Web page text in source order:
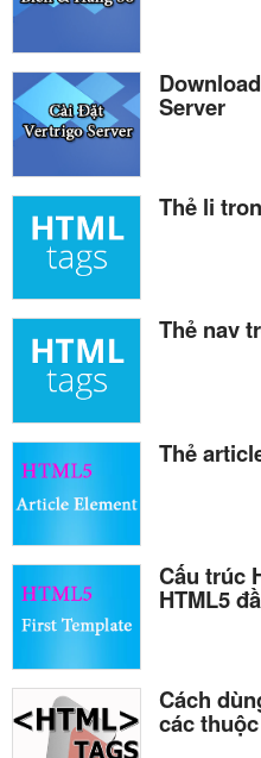
Server
Thẻ li
Thẻ nav
Thẻ
Cấu trúc
HTML5
Cách
các